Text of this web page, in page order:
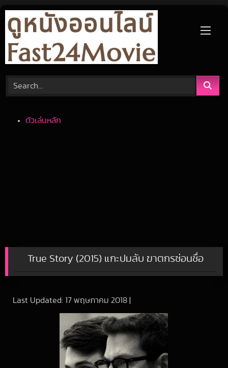
Skip
content
ตัวเล่นหลัก
True Story (2015) แกะปมลับ ฆาตกรซ่อนชื่อ
Last Updated: 17 พฤษภาคม 2018